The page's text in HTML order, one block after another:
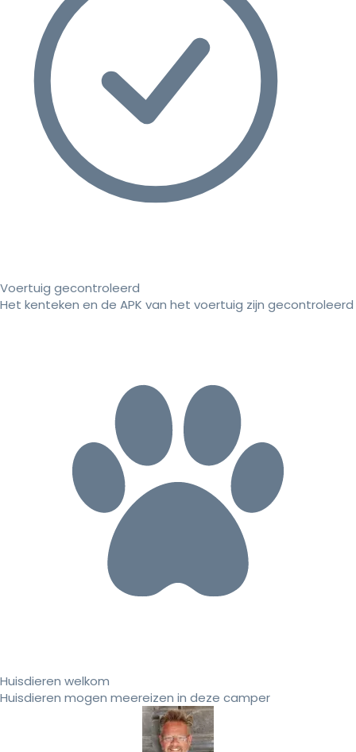
Voertuig gecontroleerd
Het kenteken en de APK van het voertuig zijn gecontroleerd
Huisdieren welkom
Huisdieren mogen meereizen in deze camper